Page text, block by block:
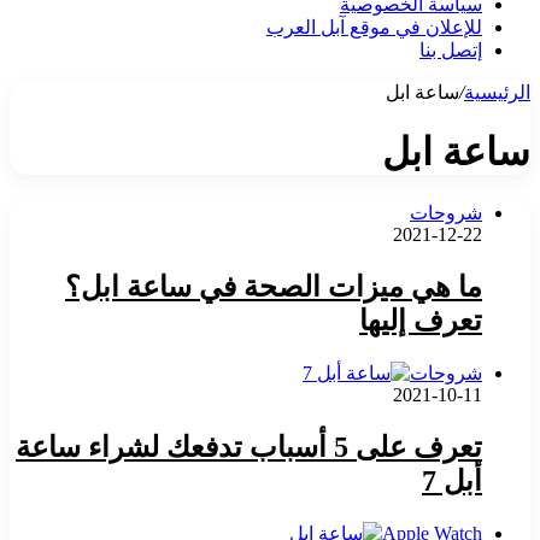
سياسة الخصوصية
للإعلان في موقع آبل العرب
إتصل بنا
الرئيسية/ساعة ابل
ساعة ابل
شروحات
2021-12-22
ما هي ميزات الصحة في ساعة ابل؟
تعرف إليها
شروحات
2021-10-11
تعرف على 5 أسباب تدفعك لشراء ساعة
أبل 7
Apple Watch